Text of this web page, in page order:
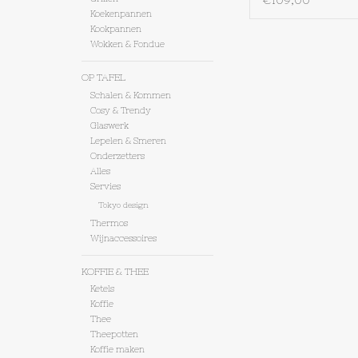
Koekenpannen
Kookpannen
Wokken & Fondue
OP TAFEL
Schalen & Kommen
Cosy & Trendy
Glaswerk
Lepelen & Smeren
Onderzetters
Alles
Servies
Tokyo design
Thermos
Wijnaccessoires
KOFFIE & THEE
Ketels
Koffie
Thee
Theepotten
Koffie maken